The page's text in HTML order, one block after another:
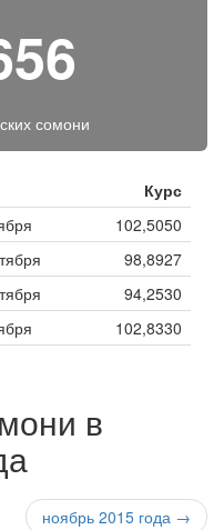
сомони
Курс
102,5050
98,8927
94,2530
102,8330
в
ноябрь 2015 года →